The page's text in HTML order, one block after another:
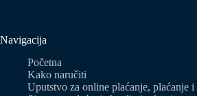
Navigacija
Početna
Kako naručiti
Uputstvo za online plaćanje, plaćanje i